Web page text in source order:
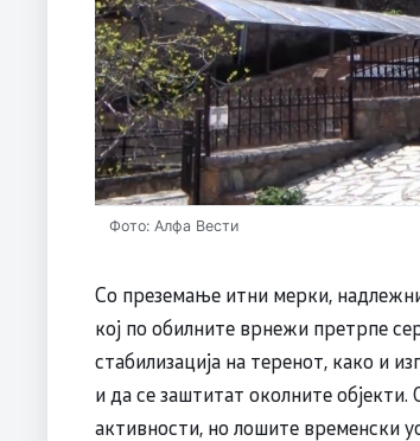
Фото: Алфа Вести
Со преземање итни мерки,
кој по обилните врнежи претрпе
стабилизација на теренот, како и
и да се заштитат околните
активности, но лошите временски